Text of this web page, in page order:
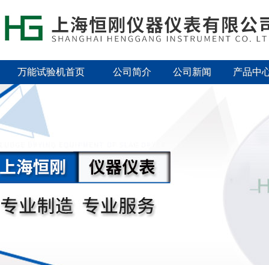
万能试验机首页 公司简介 公司新闻 产品中